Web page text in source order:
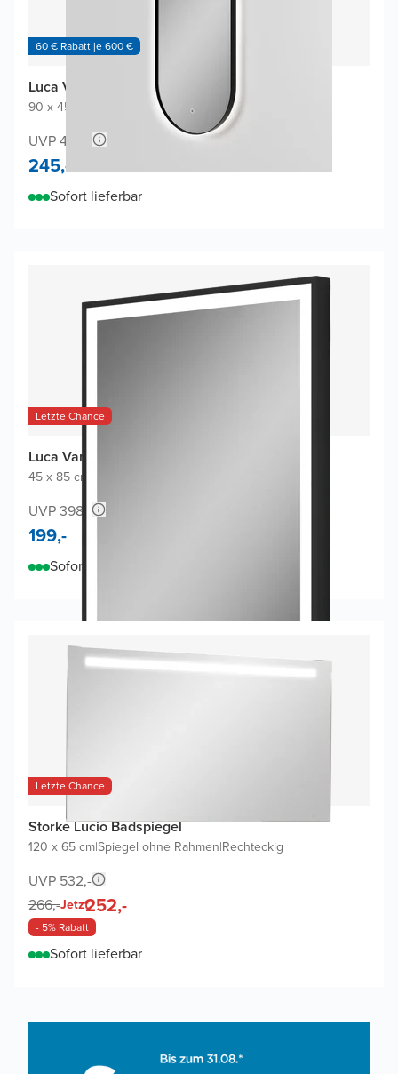
60 € Rabatt je 600 €
Luca Varess Nero Badspiegel
90 x 45 cm Oval
UVP 490,-
245,-
Sofort lieferbar
Letzte Chance
Luca Varess Bridge Badspiegel
45 x 85 cm
UVP 398,-
199,-
Sofort lieferbar
Letzte Chance
Storke Lucio Badspiegel
120 x 65 cm|Spiegel ohne Rahmen|Rechteckig
UVP 532,-
266,-Jetzt252,-
- 5% Rabatt
Sofort lieferbar